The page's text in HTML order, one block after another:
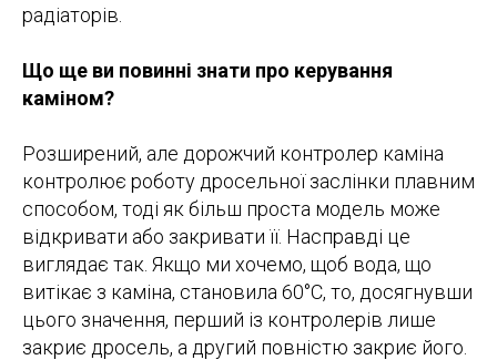
радіаторів.
Що ще ви повинні знати про керування
каміном?
Розширений, але дорожчий контролер каміна
контролює роботу дросельної заслінки плавним
способом, тоді як більш проста модель може
відкривати або закривати її. Насправді це
виглядає так. Якщо ми хочемо, щоб вода, що
витікає з каміна, становила 60°C, то, досягнувши
цього значення, перший із контролерів лише
закриє дросель, а другий повністю закриє його.